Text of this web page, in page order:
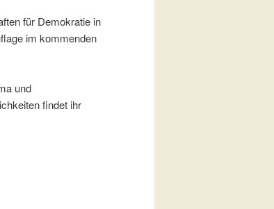
für Demokratie in
im kommenden
und
findet ihr